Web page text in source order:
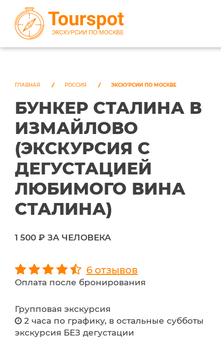
ЭКСКУРСИИ ПО МОСКВЕ
ЭКСКУРСИИ ПО СОЧИ
О НАС
ГЛАВНАЯ РОССИЯ ЭКСКУРСИИ ПО МОСКВЕ
БУНКЕР СТАЛИНА В
ИЗМАЙЛОВО
(ЭКСКУРСИЯ С
ДЕГУСТАЦИЕЙ
ЛЮБИМОГО ВИНА
СТАЛИНА)
1 500 ₽ ЗА ЧЕЛОВЕКА
6 отзывов
Оплата после бронирования
Групповая экскурсия
2 часа по графику, в остальные субботы
экскурсия БЕЗ дегустации